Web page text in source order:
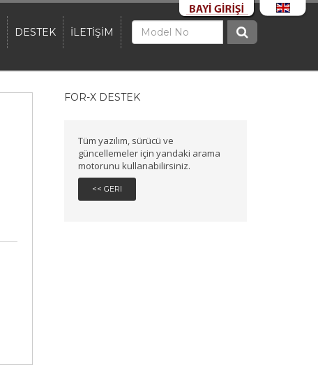
DESTEK İLETİŞİM
FOR-X DESTEK
Tüm yazılım, sürücü ve
güncellemeler için yandaki arama
motorunu kullanabilirsiniz.
<< GERI